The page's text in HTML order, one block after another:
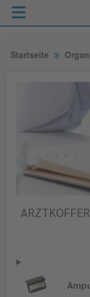
Startseite